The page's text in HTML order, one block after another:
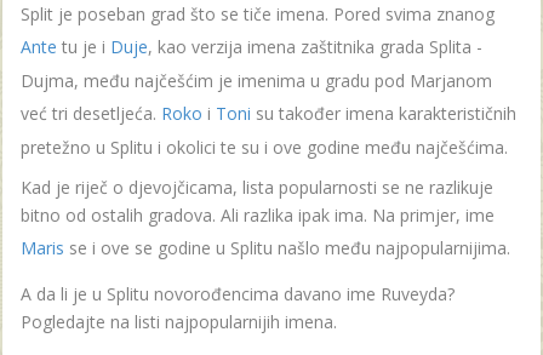
Split je poseban grad što se tiče imena. Pored svima znanog
Ante tu je i Duje, kao verzija imena zaštitnika grada Splita -
Dujma, među najčešćim je imenima u gradu pod Marjanom
već tri desetljeća. Roko i Toni su također imena karakterističnih
pretežno u Splitu i okolici te su i ove godine među najčešćima.
Kad je riječ o djevojčicama, lista popularnosti se ne razlikuje
bitno od ostalih gradova. Ali razlika ipak ima. Na primjer, ime
Maris se i ove se godine u Splitu našlo među najpopularnijima.
A da li je u Splitu novorođencima davano ime Ruveyda?
Pogledajte na listi najpopularnijih imena.